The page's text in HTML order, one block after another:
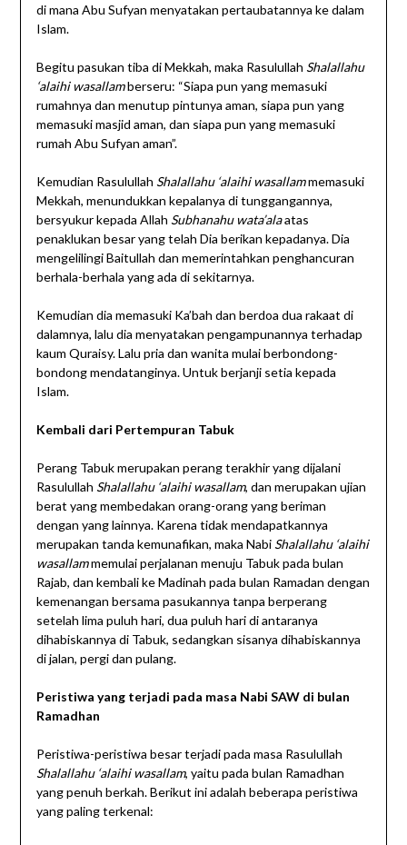
di mana Abu Sufyan menyatakan pertaubatannya ke dalam
Islam.
Begitu pasukan tiba di Mekkah, maka Rasulullah Shalallahu
‘alaihi wasallamberseru: “Siapa pun yang memasuki
rumahnya dan menutup pintunya aman, siapa pun yang
memasuki masjid aman, dan siapa pun yang memasuki
rumah Abu Sufyan aman”.
Kemudian Rasulullah Shalallahu ‘alaihi wasallammemasuki
Mekkah, menundukkan kepalanya di tunggangannya,
bersyukur kepada Allah Subhanahu wata’alaatas
penaklukan besar yang telah Dia berikan kepadanya. Dia
mengelilingi Baitullah dan memerintahkan penghancuran
berhala-berhala yang ada di sekitarnya.
Kemudian dia memasuki Ka’bah dan berdoa dua rakaat di
dalamnya, lalu dia menyatakan pengampunannya terhadap
kaum Quraisy. Lalu pria dan wanita mulai berbondong-
bondong mendatanginya. Untuk berjanji setia kepada
Islam.
Kembali dari Pertempuran Tabuk
Perang Tabuk merupakan perang terakhir yang dijalani
Rasulullah Shalallahu ‘alaihi wasallam, dan merupakan ujian
berat yang membedakan orang-orang yang beriman
dengan yang lainnya. Karena tidak mendapatkannya
merupakan tanda kemunafikan, maka Nabi Shalallahu ‘alaihi
wasallammemulai perjalanan menuju Tabuk pada bulan
Rajab, dan kembali ke Madinah pada bulan Ramadan dengan
kemenangan bersama pasukannya tanpa berperang
setelah lima puluh hari, dua puluh hari di antaranya
dihabiskannya di Tabuk, sedangkan sisanya dihabiskannya
di jalan, pergi dan pulang.
Peristiwa yang terjadi pada masa Nabi SAW di bulan
Ramadhan
Peristiwa-peristiwa besar terjadi pada masa Rasulullah
Shalallahu ‘alaihi wasallam, yaitu pada bulan Ramadhan
yang penuh berkah. Berikut ini adalah beberapa peristiwa
yang paling terkenal: